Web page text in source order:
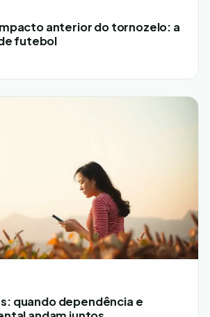
anterior do tornozelo: a
futebol
quando dependência e